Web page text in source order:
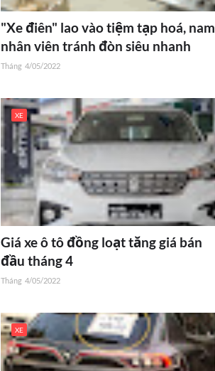
"Xe điên" lao vào tiệm tạp hoá, nam
nhân viên tránh đòn siêu nhanh
Tháng 4/05/2022
XE
Giá xe ô tô đồng loạt tăng giá bán
đầu tháng 4
Tháng 4/05/2022
XE